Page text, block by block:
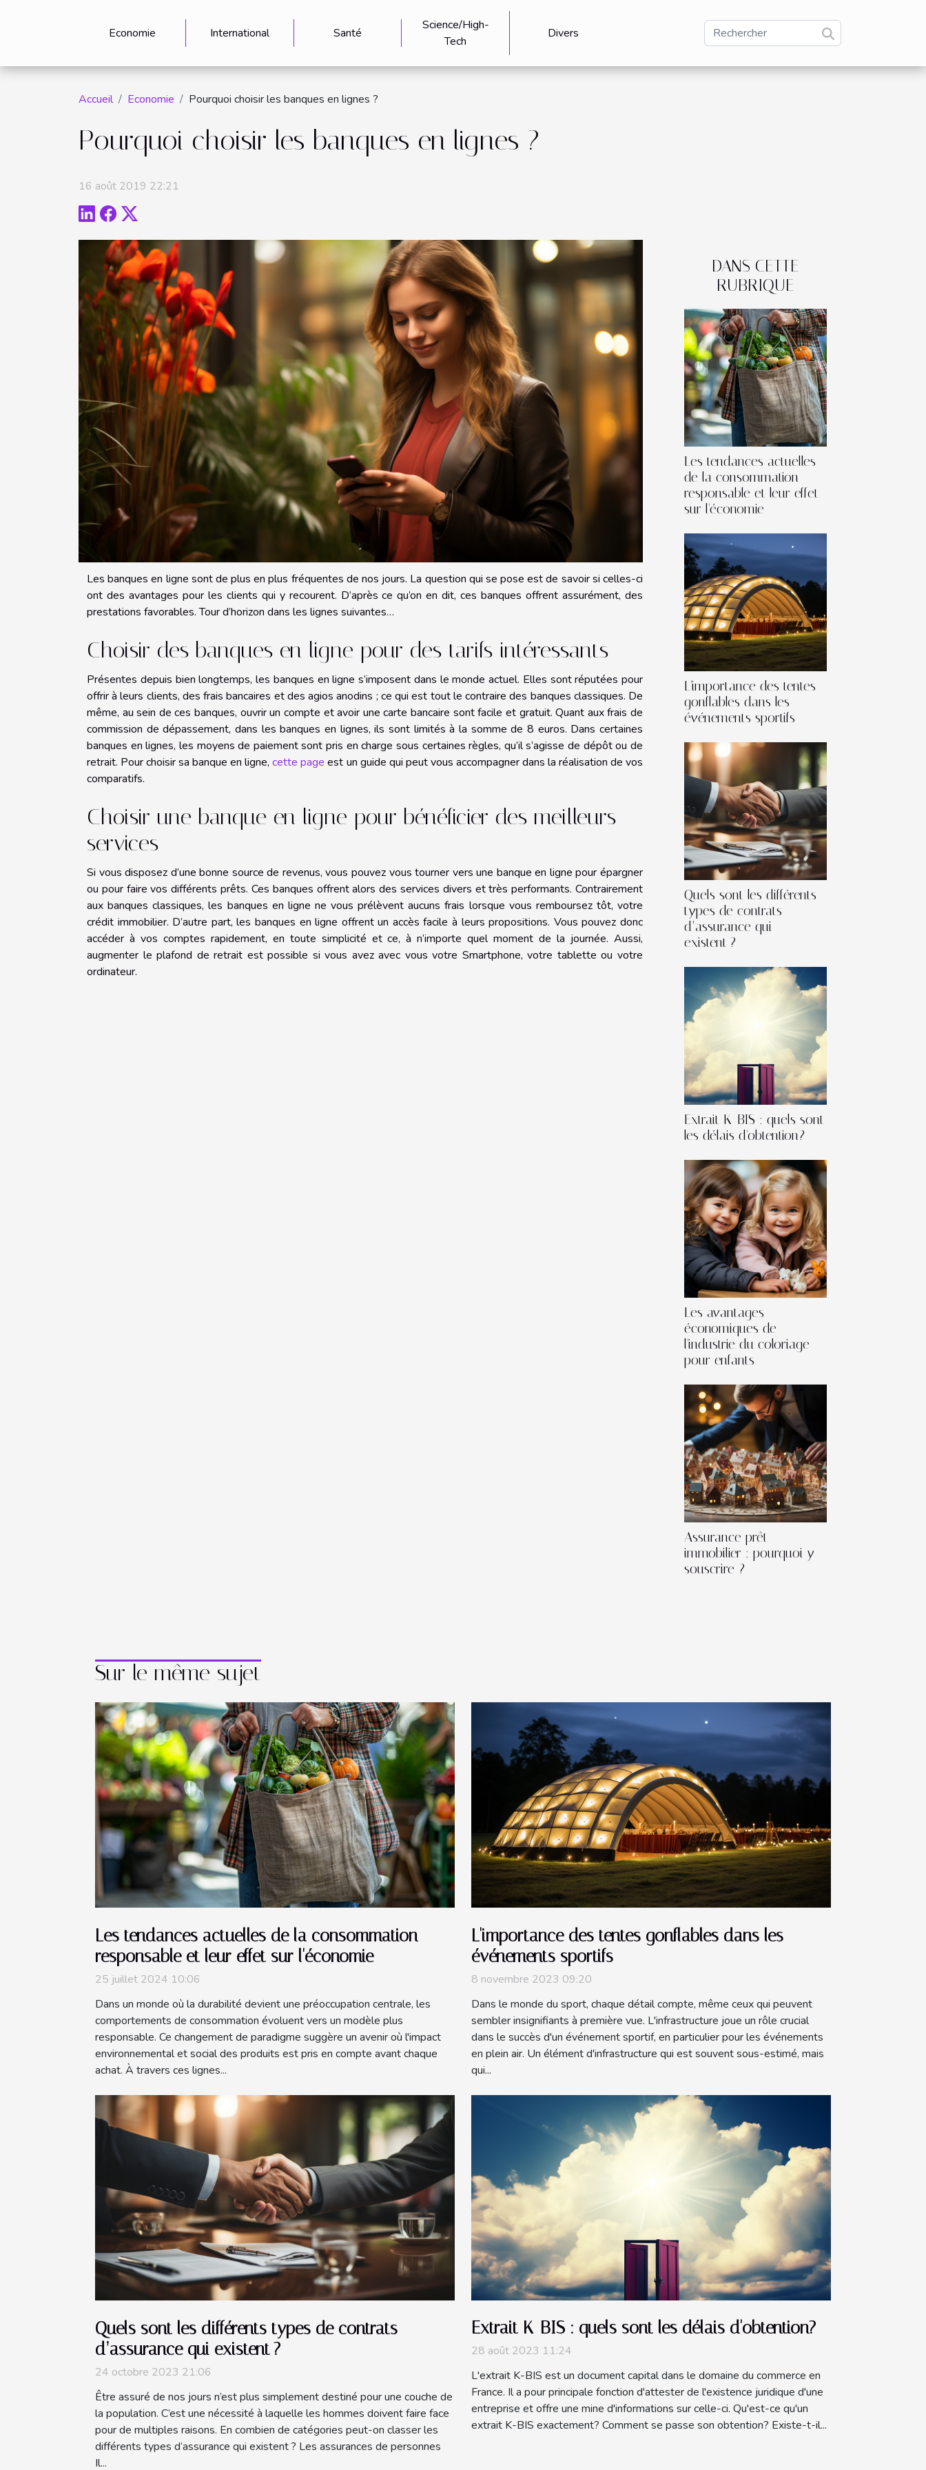
Economie International Santé
Science/High-
Tech
Divers
Accueil Economie Pourquoi choisir les banques en lignes ?
Pourquoi choisir les banques en lignes ?
16 août 2019 22:21
Les banques en ligne sont de plus en plus fréquentes de nos jours. La question qui se pose est de savoir si celles-ci
ont des avantages pour les clients qui y recourent. D’après ce qu’on en dit, ces banques offrent assurément, des
prestations favorables. Tour d’horizon dans les lignes suivantes…
Choisir des banques en ligne pour des tarifs intéressants
Présentes depuis bien longtemps, les banques en ligne s’imposent dans le monde actuel. Elles sont réputées pour
offrir à leurs clients, des frais bancaires et des agios anodins ; ce qui est tout le contraire des banques classiques. De
même, au sein de ces banques, ouvrir un compte et avoir une carte bancaire sont facile et gratuit. Quant aux frais de
commission de dépassement, dans les banques en lignes, ils sont limités à la somme de 8 euros. Dans certaines
banques en lignes, les moyens de paiement sont pris en charge sous certaines règles, qu’il s’agisse de dépôt ou de
retrait. Pour choisir sa banque en ligne,cette page est un guide qui peut vous accompagner dans la réalisation de vos
comparatifs.
Choisir une banque en ligne pour bénéficier des meilleurs
services
Si vous disposez d’une bonne source de revenus, vous pouvez vous tourner vers une banque en ligne pour épargner
ou pour faire vos différents prêts. Ces banques offrent alors des services divers et très performants. Contrairement
aux banques classiques, les banques en ligne ne vous prélèvent aucuns frais lorsque vous remboursez tôt, votre
crédit immobilier. D’autre part, les banques en ligne offrent un accès facile à leurs propositions. Vous pouvez donc
accéder à vos comptes rapidement, en toute simplicité et ce, à n’importe quel moment de la journée. Aussi,
augmenter le plafond de retrait est possible si vous avez avec vous votre Smartphone, votre tablette ou votre
ordinateur.
DANS CETTE
RUBRIQUE
Les tendances actuelles
de la consommation
responsable et leur effet
sur l'économie
L'importance des tentes
gonflables dans les
événements sportifs
Quels sont les différents
types de contrats
d’assurance qui
existent ?
Extrait K-BIS : quels sont
les délais d'obtention?
Les avantages
économiques de
l'industrie du coloriage
pour enfants
Assurance prêt
immobilier : pourquoi y
souscrire ?
Sur le même sujet
Les tendances actuelles de la consommation
responsable et leur effet sur l'économie
25 juillet 2024 10:06
Dans un monde où la durabilité devient une préoccupation centrale, les
comportements de consommation évoluent vers un modèle plus
responsable. Ce changement de paradigme suggère un avenir où l'impact
environnemental et social des produits est pris en compte avant chaque
achat. À travers ces lignes...
L'importance des tentes gonflables dans les
événements sportifs
8 novembre 2023 09:20
Dans le monde du sport, chaque détail compte, même ceux qui peuvent
sembler insignifiants à première vue. L'infrastructure joue un rôle crucial
dans le succès d'un événement sportif, en particulier pour les événements
en plein air. Un élément d'infrastructure qui est souvent sous-estimé, mais
qui...
Quels sont les différents types de contrats
d’assurance qui existent ?
24 octobre 2023 21:06
Être assuré de nos jours n’est plus simplement destiné pour une couche de
la population. C’est une nécessité à laquelle les hommes doivent faire face
pour de multiples raisons. En combien de catégories peut-on classer les
différents types d’assurance qui existent ? Les assurances de personnes
Il...
Extrait K-BIS : quels sont les délais d'obtention?
28 août 2023 11:24
L'extrait K-BIS est un document capital dans le domaine du commerce en
France. Il a pour principale fonction d'attester de l'existence juridique d'une
entreprise et offre une mine d'informations sur celle-ci. Qu'est-ce qu'un
extrait K-BIS exactement? Comment se passe son obtention? Existe-t-il...